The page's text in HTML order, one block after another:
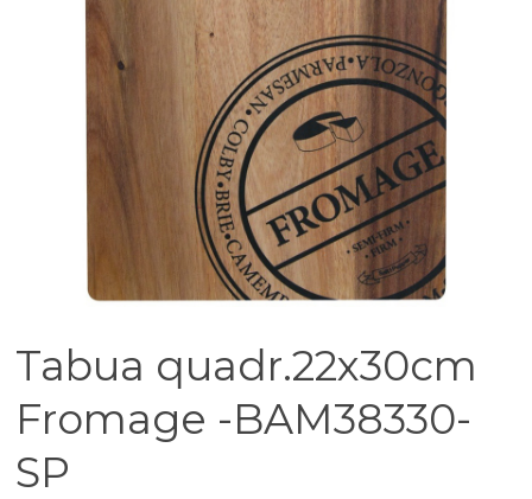
Tabua quadr.22x30cm
Fromage -BAM38330-
SP